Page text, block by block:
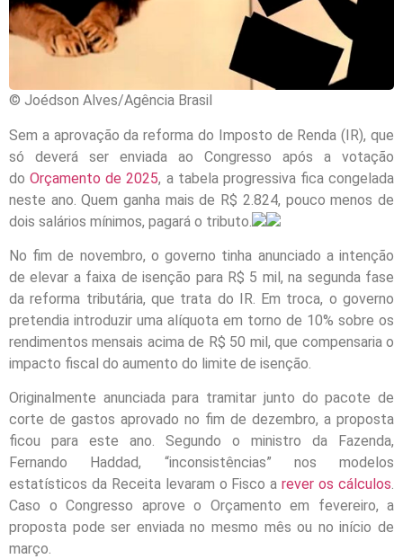
© Joédson Alves/Agência Brasil
Sem a aprovação da reforma do Imposto de Renda (IR), que
só deverá ser enviada ao Congresso após a votação
doOrçamento de 2025, a tabela progressiva fica congelada
neste ano. Quem ganha mais de R$ 2.824, pouco menos de
dois salários mínimos, pagará o tributo.
No fim de novembro, o governo tinha anunciado a intenção
de elevar a faixa de isenção para R$ 5 mil, na segunda fase
da reforma tributária, que trata do IR. Em troca, o governo
pretendia introduzir uma alíquota em torno de 10% sobre os
rendimentos mensais acima de R$ 50 mil, que compensaria o
impacto fiscal do aumento do limite de isenção.
Originalmente anunciada para tramitar junto do pacote de
corte de gastos aprovado no fim de dezembro, a proposta
ficou para este ano. Segundo o ministro da Fazenda,
Fernando Haddad, “inconsistências” nos modelos
estatísticos da Receita levaram o Fisco arever os cálculos.
Caso o Congresso aprove o Orçamento em fevereiro, a
proposta pode ser enviada no mesmo mês ou no início de
março.